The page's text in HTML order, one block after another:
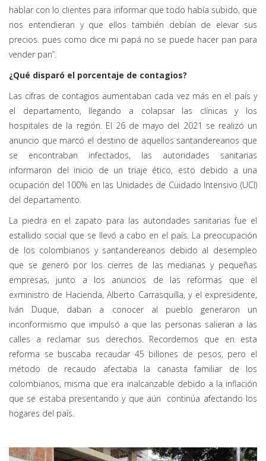
hablar con lo clientes para informar que todo había subido, que
nos entendieran y que ellos también debían de elevar sus
precios. pues como dice mi papá no se puede hacer pan para
vender pan”.
¿Qué disparó el porcentaje de contagios?
Las cifras de contagios aumentaban cada vez más en el país y
el departamento, llegando a colapsar las clínicas y los
hospitales de la región. El 26 de mayo del 2021 se realizó un
anuncio que marcó el destino de aquellos santandereanos que
se encontraban infectados, las autoridades sanitarias
informaron del inicio de un triaje ético, esto debido a una
ocupación del 100% en las Unidades de Cuidado Intensivo (UCI)
del departamento.
La piedra en el zapato para las autoridades sanitarias fue el
estallido social que se llevó a cabo en el país. La preocupación
de los colombianos y santandereanos debido al desempleo
que se generó por los cierres de las medianas y pequeñas
empresas, junto a los anuncios de las reformas que el
exministro de Hacienda, Alberto Carrasquilla, y el expresidente,
Iván Duque, daban a conocer al pueblo generaron un
inconformismo que impulsó a que las personas salieran a las
calles a reclamar sus derechos. Recordemos que en esta
reforma se buscaba recaudar 45 billones de pesos, pero el
método de recaudo afectaba la canasta familiar de los
colombianos, misma que era inalcanzable debido a la inflación
que se estaba presentando y que aún continúa afectando los
hogares del país.